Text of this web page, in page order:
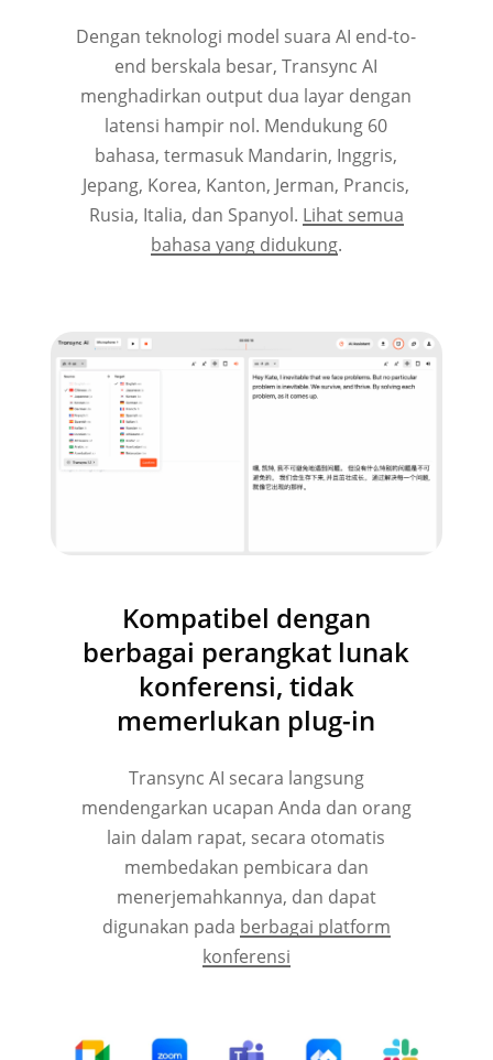
Dengan teknologi model suara AI end-to-
end berskala besar, Transync AI
menghadirkan output dua layar dengan
latensi hampir nol. Mendukung 60
bahasa, termasuk Mandarin, Inggris,
Jepang, Korea, Kanton, Jerman, Prancis,
Rusia, Italia, dan Spanyol. Lihat semua
bahasa yang didukung.
Kompatibel dengan
berbagai perangkat lunak
konferensi, tidak
memerlukan plug-in
Transync AI secara langsung
mendengarkan ucapan Anda dan orang
lain dalam rapat, secara otomatis
membedakan pembicara dan
menerjemahkannya, dan dapat
digunakan pada berbagai platform
konferensi